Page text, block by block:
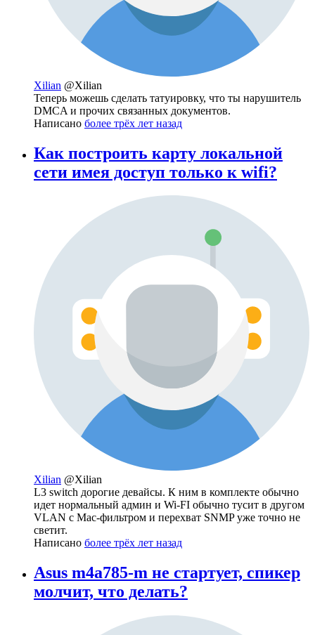
Xilian @Xilian
Теперь можешь сделать татуировку, что ты нарушитель
DMCA и прочих связанных документов.
Написано более трёх лет назад
Как построить карту локальной
сети имея доступ только к wifi?
Xilian @Xilian
L3 switch дорогие девайсы. К ним в комплекте обычно
идет нормальный админ и Wi-FI обычно тусит в другом
VLAN с Mac-фильтром и перехват SNMP уже точно не
светит.
Написано более трёх лет назад
Asus m4a785-m не стартует, спикер
молчит, что делать?